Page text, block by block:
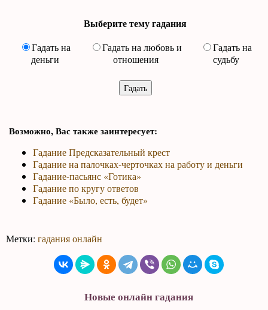
Выберите тему гадания
Гадать на
деньги
Гадать на любовь и
отношения
Гадать на
судьбу
Возможно, Вас также заинтересует:
Гадание Предсказательный крест
Гадание на палочках-черточках на работу и деньги
Гадание-пасьянс «Готика»
Гадание по кругу ответов
Гадание «Было, есть, будет»
Метки:гадания онлайн
Новые онлайн гадания